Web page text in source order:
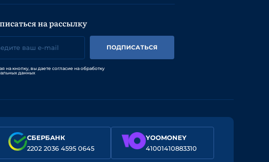
на рассылку
ПОДПИСАТЬСЯ
на кнопку, вы даете согласие на обработку
данных
СБЕРБАНК
2202 2036 4595 0645
YOOMONEY
41001410883310